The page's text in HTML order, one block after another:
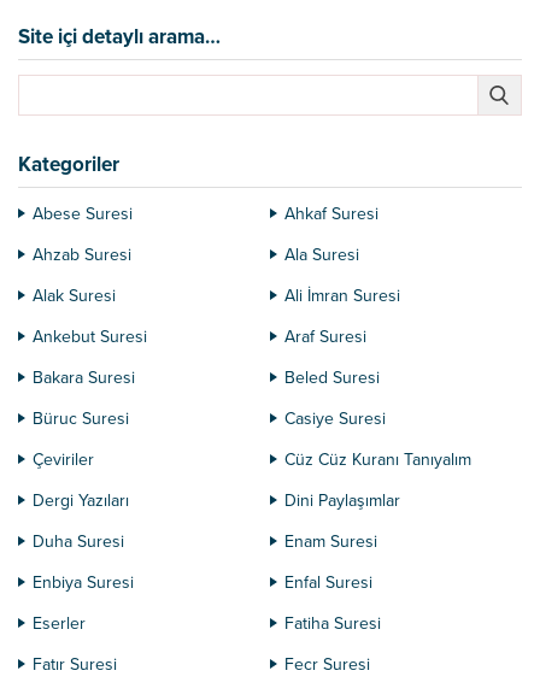
örtüsü, eşin de senin örtün olacak.
Daha fazla çıplak yaşamamak, Daha
fazla çıplak dolaşmamak için size
Site içi detaylı arama…
Kategoriler
Abese Suresi
Ahkaf Suresi
Ahzab Suresi
Ala Suresi
Alak Suresi
Ali İmran Suresi
Ankebut Suresi
Araf Suresi
Bakara Suresi
Beled Suresi
Büruc Suresi
Casiye Suresi
Çeviriler
Cüz Cüz Kuranı Tanıyalım
Dergi Yazıları
Dini Paylaşımlar
Duha Suresi
Enam Suresi
Enbiya Suresi
Enfal Suresi
Eserler
Fatiha Suresi
Fatır Suresi
Fecr Suresi